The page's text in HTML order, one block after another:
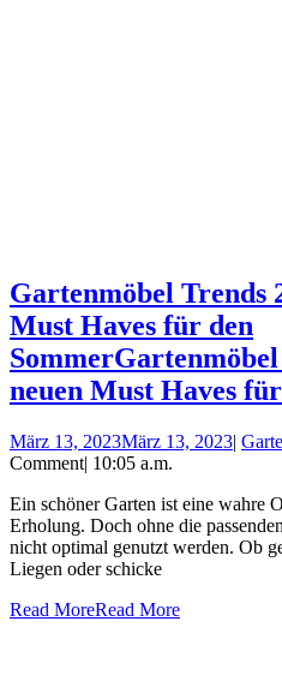
Gartenmöbel Trends
Must Haves für den
Sommer
neuen Must Haves
März 13, 2023März 13, 2023|
Comment| 10:05 a.m.
Ein schöner Garten ist eine wahre
Erholung. Doch ohne die
nicht optimal genutzt werden. Ob
Liegen oder schicke
Read MoreRead More